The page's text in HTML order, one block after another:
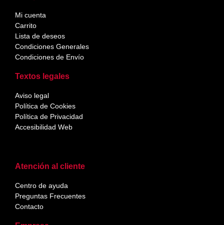
Atención al cliente
Centro de ayuda
Preguntas Frecuentes
Contacto
Mi cuenta
Carrito
Lista de deseos
Condiciones Generales
Condiciones de Envío
Textos legales
Aviso legal
Política de Cookies
Política de Privacidad
Accesibilidad Web